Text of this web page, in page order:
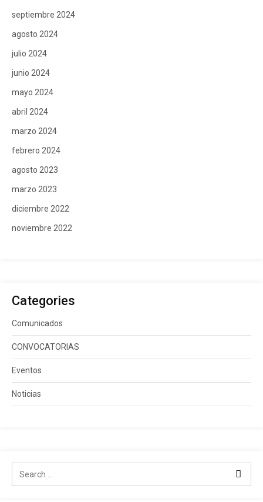
septiembre 2024
agosto 2024
julio 2024
junio 2024
mayo 2024
abril 2024
marzo 2024
febrero 2024
agosto 2023
marzo 2023
diciembre 2022
noviembre 2022
Categories
Comunicados
CONVOCATORIAS
Eventos
Noticias